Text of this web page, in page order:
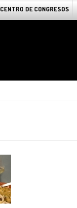
CENTRO DE CONGRESOS